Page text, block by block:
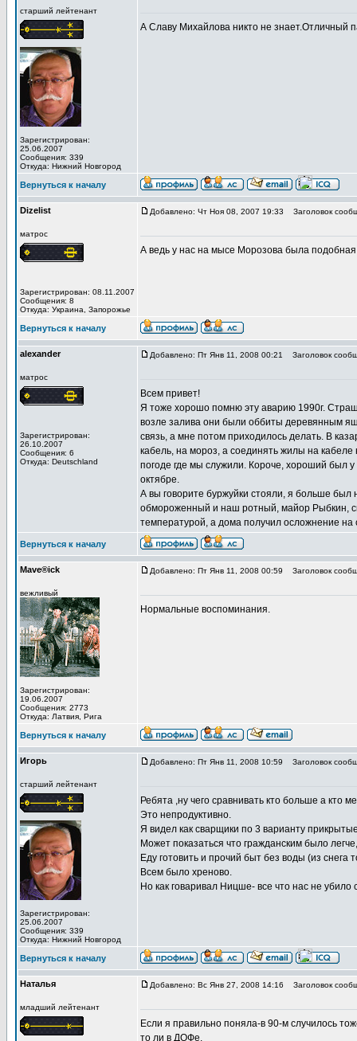
старший лейтенант
Зарегистрирован:
25.06.2007
Сообщения: 339
Откуда: Нижний Новгород
А Славу Михайлова никто не знает.Отличный
Вернуться к началу
Dizelist
матрос
Зарегистрирован: 08.11.2007
Сообщения: 8
Откуда: Украина, Запорожье
Добавлено: Чт Ноя 08, 2007 19:33 Заголовок
А ведь у нас на мысе Морозова была
Вернуться к началу
alexander
матрос
Зарегистрирован:
26.10.2007
Сообщения: 6
Откуда: Deutschland
Добавлено: Пт Янв 11, 2008 00:21 Заголовок
Всем привет!
Я тоже хорошо помню эту аварию 1990г.
возле залива они были оббиты деревянным
связь, а мне потом приходилось делать. В
кабель, на мороз, а соединять жилы на
погоде где мы служили. Короче, хороший был
октябре.
А вы говорите буржуйки стояли, я больше был
обмороженный и наш ротный, майор Рыбкин,
температурой, а дома получил осложнение
Вернуться к началу
Mave®ick
вежливый
Зарегистрирован:
19.06.2007
Сообщения: 2773
Откуда: Латвия, Рига
Добавлено: Пт Янв 11, 2008 00:59 Заголовок
Нормальные воспоминания.
Вернуться к началу
Игорь
старший лейтенант
Зарегистрирован:
25.06.2007
Сообщения: 339
Откуда: Нижний Новгород
Добавлено: Пт Янв 11, 2008 10:59 Заголовок
Ребята ,ну чего сравнивать кто больше а кто
Это непродуктивно.
Я видел как сварщики по 3 варианту
Может показаться что гражданским было
Еду готовить и прочий быт без воды (из
Всем было хреново.
Но как говаривал Ницше- все что нас не
Вернуться к началу
Наталья
младший лейтенант
Добавлено: Вс Янв 27, 2008 14:16 Заголовок
Если я правильно поняла-в 90-м случилось
то ли в ДОФе.